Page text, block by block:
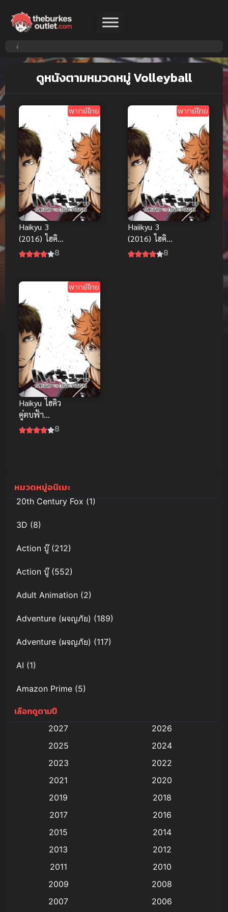
ดูหนังตามหมวดหมู่ Volleyball
พากย์ไทย
Haikyu 3
(2016) ไฮคิว!!
คู่ตบฟ้า
8
พากย์ไทย
Haiikyu 3
(2016) ไฮคิว!!
คู่ตบฟ้า
8
พากย์ไทย
Haikyu ไฮคิว
คู่ตบฟ้า
ประทาน ภาค
8
หมวดหมู่อนิเมะ
20th Century Fox(1)
3D (8)
Action บู๊(212)
Action บู๊(552)
Adult Animation (2)
Adventure (ผจญภัย) (189)
Adventure (ผจญภัย) (117)
AI (1)
Amazon Prime (5)
Anal (ประตูหลัง)
Animation การ์ตูน
Animation อนิเมะ
Animation แอนิเมชัน
(9)
Big tits (นมใหญ่)
เลือกดูตามปี
2027
2026
2025
2024
2023
2022
2021
2020
2019
2018
2017
2016
2015
2014
2013
2012
2011
2010
2009
2008
2007
2006